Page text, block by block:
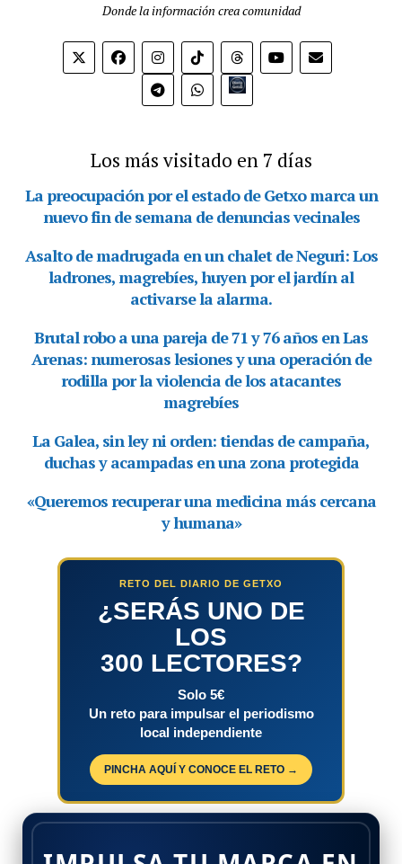
Donde la información crea comunidad
Bio.link
Los más visitado en 7 días
RETO DEL DIARIO DE GETXO
¿SERÁS UNO DE
LOS
300 LECTORES?
Solo 5€
Un reto para impulsar el periodismo
local independiente
PINCHA AQUÍ Y CONOCE EL RETO →